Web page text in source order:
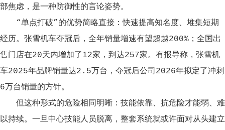
部焦虑，是一种防御性的言论姿势。
“单点打破”的优势简略直接：快速提高知名度、堆集短期
经历。张雪机车夺冠后，全年销量增速有望超越200%；全国出
售门店在20天内增加了12家，到达257家。有报导称，张雪机
车2025年品牌销量达2.5万台，夺冠后公司2026年拟定了冲刺
6万台销量的方针。
但这种形式的危险相同明晰：技能依靠、抗危险才能弱、难
以持续。一旦中心技能人员脱离，整套系统就或许面对从头建立